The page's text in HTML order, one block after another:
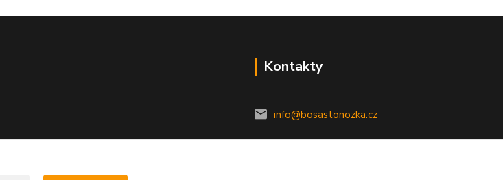
Kontakty
info@bosastonozka.cz